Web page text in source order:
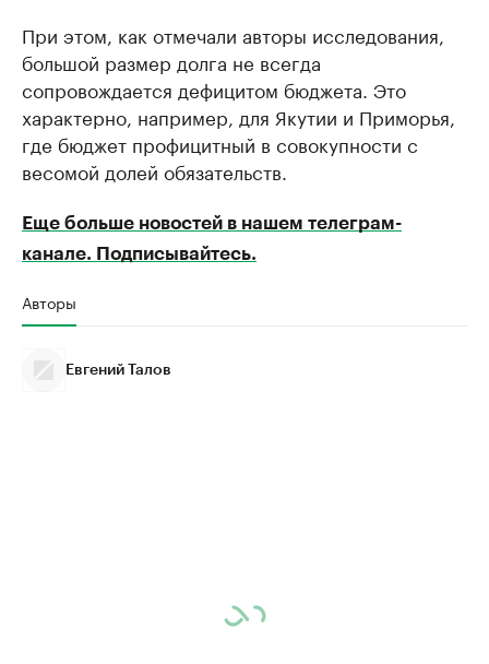
При этом, как отмечали авторы исследования,
большой размер долга не всегда
сопровождается дефицитом бюджета. Это
характерно, например, для Якутии и Приморья,
где бюджет профицитный в совокупности с
весомой долей обязательств.
Еще больше новостей в нашем телеграм-
канале. Подписывайтесь.
Авторы
Евгений Талов